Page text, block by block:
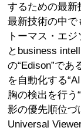
するための最新
最新技術の中
トーマス・エ
とbusiness
の“Edison”で
を自動化する
胸の検出を行う
影の優先順位
Universal